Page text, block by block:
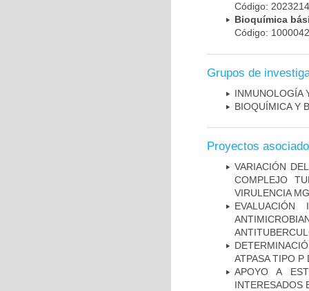
Código:
Bioquímica
Código:
Grupos de
INMUNOLOGÍA
BIOQUÍMICA Y
Proyectos
VARIACIÓN
COMPLEJO
VIRULENCIA
ATPASA TIPO
APOYO A
INTERESADOS